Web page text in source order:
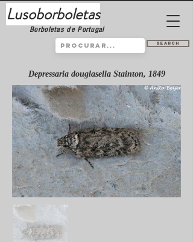
Lusoborboletas
Borboletas de Portugal
Search
Depressaria douglasella Stainton, 1849